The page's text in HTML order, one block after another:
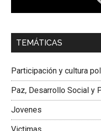
00:00
Dra. Carolina Corcho
Colombiana
TEMÁTICAS
Participación y cultura
Paz, Desarrollo Social y
Jovenes